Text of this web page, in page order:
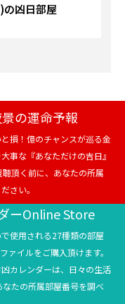
凶日部屋
の運命予報
損！億のチャンスが巡る金
事な『あなただけの吉日』
頂く前に、あなたの所属
さい。
ーOnline Store
使用される27種類の部屋
ァイルをご購入頂けます。
カレンダーは、日々の生活
たの所属部屋番号を調べ